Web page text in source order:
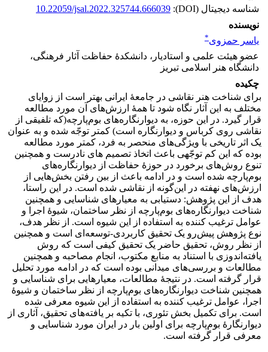
شناسه دیجیتال (DOI):
10.22059/jsal.2022.325744.666039
نویسنده
یاسر حمزوی*
عضو هیئت علمی و استادیار، دانشکدۀ حفاظت آثار فرهنگی،
دانشگاه هنر اسلامی تبریز
چکیده
برای شناخت هنر نقاشی در جامعۀ ایرانی بهتر است از زوایای
مختلف به این آثار نگاه شود تا همۀ ارزش‌های آن مورد مطالعه
قرار گیرد. در این حوزه، به دیوارنگاره‌های ‌بوم‌پارچه(که تلفیقی از
نقاشی روی کرباس و دیوارنگاره است) کمتر توجّه شده و به عنوان
یک اثر تاریخی با ویژگی‌های منحصر به فرد، کمتر مورد مطالعه
بوده که این کم توجّهی باعث اتخاذ تصمیم های نادرست و همچنین
تنوع روش‌های برخورد در حوزۀ حفاظت از دیوارنگاره‌های
‌بوم‌پارچه شده است و در ادامه باعث از بین رفتن بخش‌هایی از
ارزش‌های نهفته در این‌گونه از نقاشی شده است. در این راستا،
هدف از این پژوهش: دستیابی به معیارهای شناسایی و همچنین
شناخت دیوارنگاره‌های بوم‌پارچه از نظر ساختمان، شیوۀ اجرا و
عوامل ترغیب کننده به استفاده از این شیوه است. از نظر هدف،
نوع پژوهش پیش‌رو یک تحقیق کاربردی-توسعه‌ای است و همچنین
از نظر روش، تحقیق حاضر یک تحقیق کیفی است که روش
یافته‌اندوزی با استناد به منابع مکتوب، انجام مصاحبه و همچنین
مطالعات و بررسی‌های میدانی بوده است که در ادامه مورد تحلیل
قرار گرفته است. در نتیجۀ مطالعات، معیارهایی برای شناسایی و
همچنین شناخت دیوارنگاره‌های بوم‌پارچه از نظر ساختمان و شیوۀ
اجرا، عوامل ترغیب کننده به استفاده از این شیوه معرفی شده
است. برای تکمیل بخش تئوری، با تکیه بر یافته‌های تحقیق، آثاری از
دیوارنگارۀ بوم‌پارچه برای اولین بار در ایران مورد شناسایی و
معرفی قرار گرفته است.